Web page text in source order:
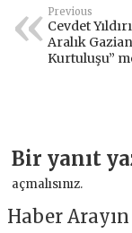
Previous
Cevdet
Aralık
Kurtuluşu”
Bir yanıt
açmalısınız.
Haber Arayın